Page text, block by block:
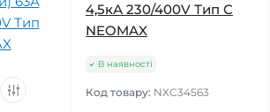
4,5кА 230/400V Тип C
NEOMAX
В наявності
Код товару: NXC34563